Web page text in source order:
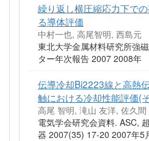
繰り返し横圧縮応力下で
る導体評価
中村一也, 高尾智明, 西島元
東北大学金属材料研究所強
ター年次報告 2007 2008年
伝導冷却Bi2223線と高熱
触における冷却性能評価(
高尾 智明, 滝山 友洋, 佐久
電気学会研究会資料. ASC,
器 2007(35) 17-20 2007年5